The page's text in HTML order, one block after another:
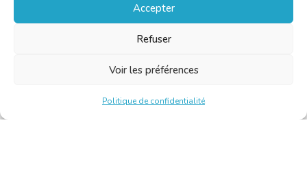
Accepter
Refuser
Voir les préférences
Politique de confidentialité